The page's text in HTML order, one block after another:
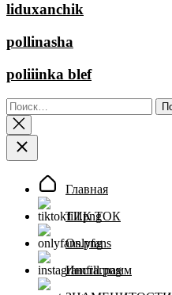
liduxanchik
pollinasha
poliiinka blef
Найти:
Главная
ТИК ТОК
Onlyfans
Инстаграмм